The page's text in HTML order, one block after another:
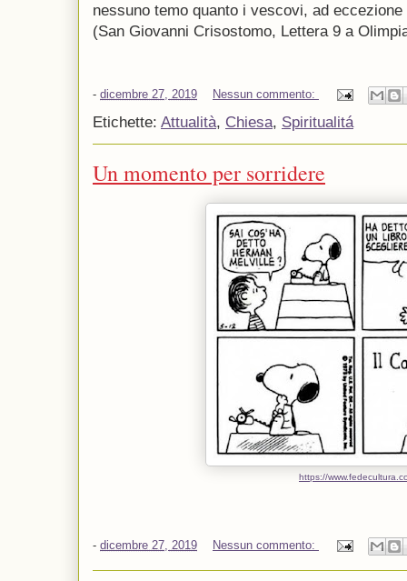
nessuno temo quanto i vescovi, ad eccezione
(San Giovanni Crisostomo, Lettera 9 a
- dicembre 27, 2019 Nessun commento:
Etichette: Attualità, Chiesa, Spiritualitá
Un momento per sorridere
https://
- dicembre 27, 2019 Nessun commento: